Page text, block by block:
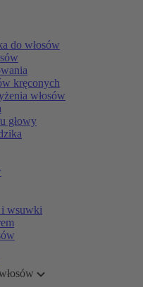
do włosów
kręconych
włosów
głowy
i wsuwki